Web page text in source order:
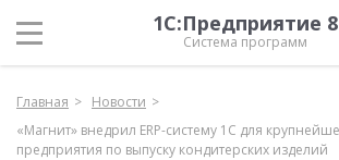
1С:Предприятие 8
Система программ
Главная
Новости
«Магнит» внедрил ERP-систему 1С для
предприятия по выпуску кондитерских изделий